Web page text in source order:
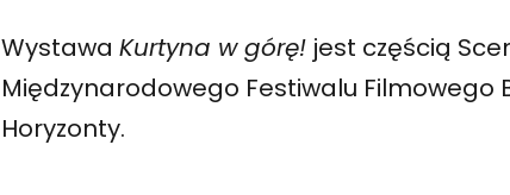
WystawaKurtyna w górę! jest częścią
Międzynarodowego Festiwalu Filmowego
Horyzonty.